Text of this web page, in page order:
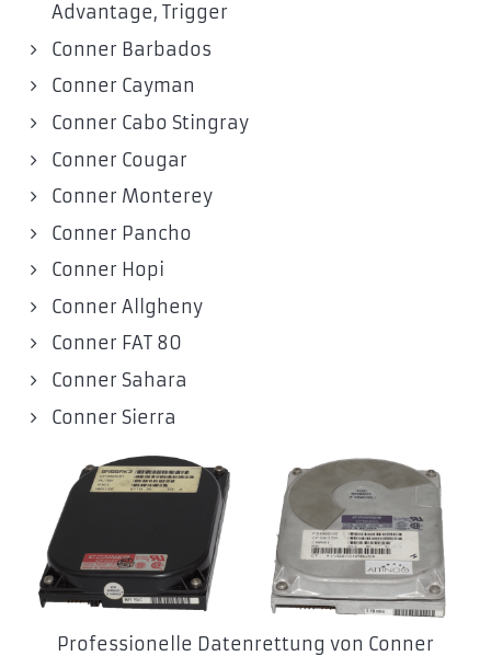
Advantage, Trigger
Conner Barbados
Conner Cayman
Conner Cabo Stingray
Conner Cougar
Conner Monterey
Conner Pancho
Conner Hopi
Conner Allgheny
Conner FAT 80
Conner Sahara
Conner Sierra
Professionelle Datenrettung von Conner